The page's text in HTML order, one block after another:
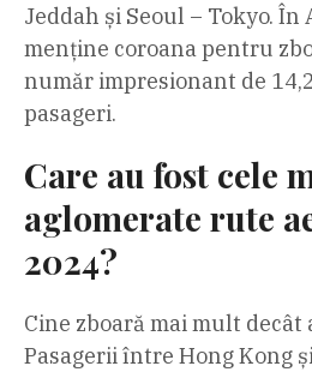
Jeddah și Seoul – Tokyo. În
menține coroana pentru
număr impresionant de
pasageri.
Care au fost cele
aglomerate rute
2024?
Cine zboară mai mult
Pasagerii între Hong Kong